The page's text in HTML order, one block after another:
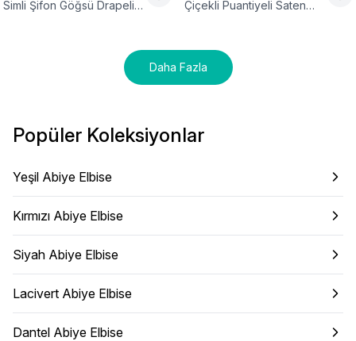
Simli Şifon Göğsü Drapeli
Çiçekli Puantiyeli Saten
Daha Fazla
Popüler Koleksiyonlar
Yeşil Abiye Elbise
Kırmızı Abiye Elbise
Siyah Abiye Elbise
Lacivert Abiye Elbise
Dantel Abiye Elbise